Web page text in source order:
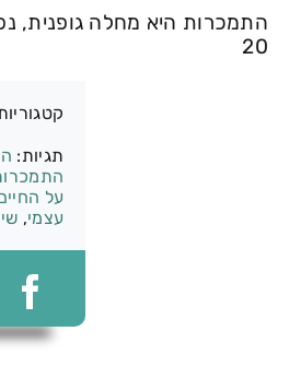
התמכרות היא מחלה גופנית,
20
תגיות:
על
עצמי,